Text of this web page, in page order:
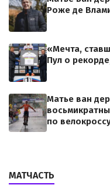
Роже де
«Мечта,
Пул о
Матье ван
по
МАТЧАСТЬ